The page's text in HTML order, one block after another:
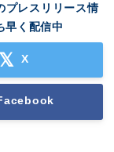
プレスリリース情
早く配信中
X